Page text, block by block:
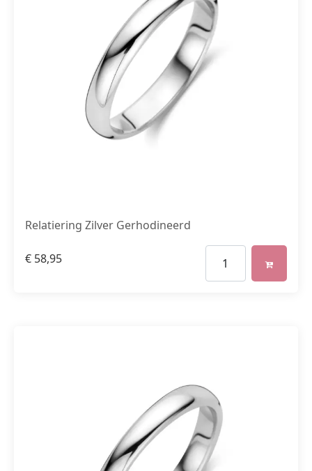
Relatiering Zilver Gerhodineerd
€ 58,95